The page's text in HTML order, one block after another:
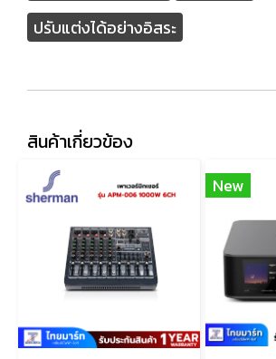
ปรับแต่งได้อย่างอิสระ
สินค้าเกี่ยวข้อง
New